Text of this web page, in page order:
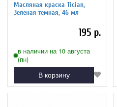
Масляная краска Tician,
Зеленая темная, 46 мл
195 р.
в наличии на 10 августа
(пн)
В корзину